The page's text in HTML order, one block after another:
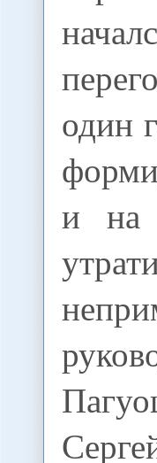
один
и на